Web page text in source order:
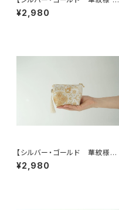
ルク帯 ポーチ】カードケース、
ポーチ小さめ、ジュエリーポー
¥2,980
【シルバー・ゴールド 華紋様
シルク帯リメイクミニポーチ】カ
ードケース、ポーチ小さめ、ジュ
¥2,980